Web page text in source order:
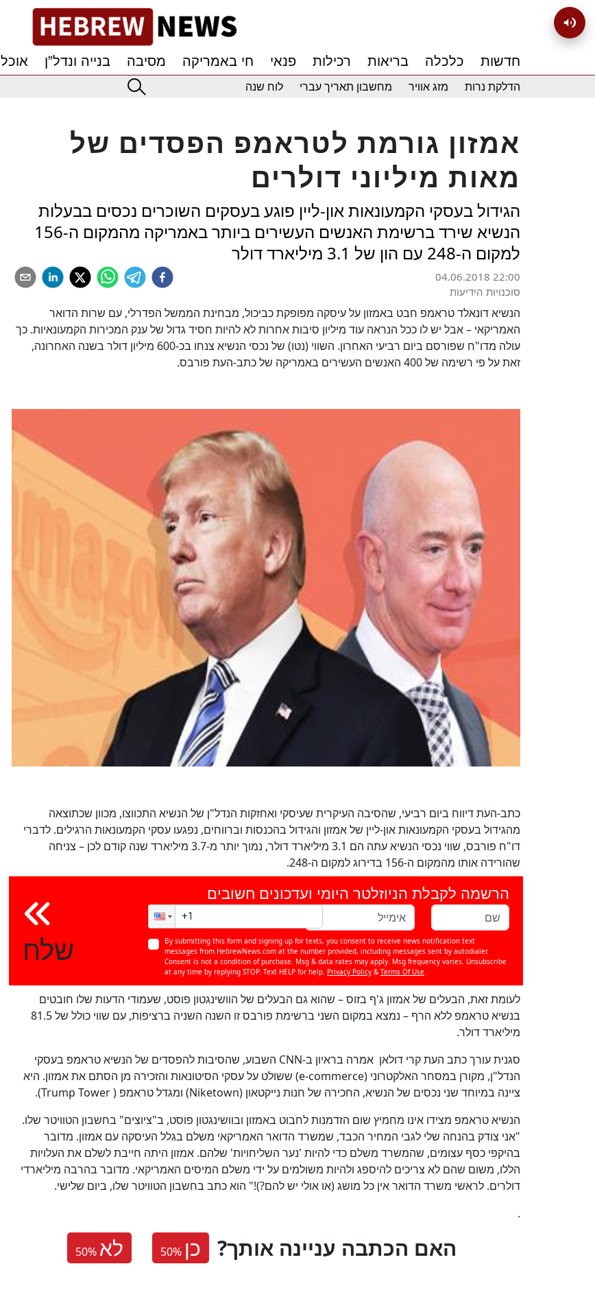
חדשות כלכלה בריאות רכילות פנאי חי באמריקה מסיבה בנייה ונדל”ן
אוכל
הדלקת נרות מזג אוויר מחשבון תאריך עברי לוח שנה
אמזון גורמת לטראמפ הפסדים של
מאות מיליוני דולרים
הגידול בעסקי הקמעונאות און-ליין פוגע בעסקים השוכרים נכסים בבעלות
הנשיא שירד ברשימת האנשים העשירים ביותר באמריקה מהמקום ה-156
למקום ה-248 עם הון של 3.1 מיליארד דולר
04.06.2018 22:00
סוכנויות הידיעות
הנשיאדונאלד טראמפ חבט באמזון על עיסקה מפופקת כביכול, מבחינת הממשל הפדרלי, עם שרות הדואר
האמריקאי – אבל יש לו ככל הנראה עוד מיליון סיבות אחרות לא להיות חסיד גדול של ענק המכירות הקמעונאיות. כך
עולה מדו"ח שפורסם ביום רביעי האחרון. השווי (נטו) של נכסי הנשיא צנחו בכ-600 מיליון דולר בשנה האחרונה,
זאת על פי רשימה של 400 האנשים העשירים באמריקה של כתב-העת
פורבס.
כתב-העת דיווח ביום רביעי, שהסיבה העיקרית שעיסקי ואחזקות הנדל"ן של הנשיא התכווצו, מכוון שכתוצאה
מהגידול בעסקי הקמעונאות און-ליין של אמזון והגידול בהכנסות וברווחים, נפגעו עסקי הקמעונאות הרגילים. לדברי
דו"ח פורבס, שווי נכסי הנשיא עתה הם 3.1 מיליארד דולר, נמוך יותר מ-3.7 מיליארד שנה קודם לכן – צניחה
שהורידה אותו מהמקום ה-156 בדירוג למקום ה-248.
שלח
הרשמה לקבלת הניוזלטר היומי ועדכונים חשובים
By submitting this form and signing up for texts, you consent to receive news notification text
messages from HebrewNews.com at the number provided, including messages sent by autodialer.
Consent is not a condition of purchase. Msg & data rates may apply. Msg frequency varies. Unsubscribe
at any time by replying STOP. Text HELP for help. Privacy Policy & Terms Of Use
לעומת זאת, הבעלים של אמזון ג'ף בזוס – שהוא גם הבעלים של הוושינגטון פוסט, שעמודי הדעות שלו חובטים
בנשיא טראמפ ללא הרף – נמצא במקום השני ברשימת פורבס זו השנה השניה ברציפות, עם שווי כולל של 81.5
מיליארד דולר.
סגנית עורך כתב העת קרי דולאן אמרה בראיון ב-CNN השבוע, שהסיבות להפסדים של הנשיא טראמפ בעסקי
הנדל"ן, מקורן במסחר האלקטרוני (e-commerce) ששולט על עסקי הסיטונאות והזכירה מן הסתם את אמזון. היא
ציינה במיוחד שני נכסים של הנשיא, החכירה של חנות נייקטאון (Niketown) ומגדל טראמפ (Trump Tower
).
הנשיא טראמפ מצידו אינו מחמיץ שום הזדמנות לחבוט באמזון ובוושינגטון פוסט, ב"ציוצים" בחשבון הטוויטר שלו.
"אני צודק בהנחה שלי לגבי המחיר הכבד, שמשרד הדואר האמריקאי משלם בגלל העיסקה עם אמזון. מדובר
בהיקפי כסף עצומים, שהמשרד משלם כדי להיות 'נער השליחויות' שלהם. אמזון היתה חייבת לשלם את העלויות
הללו, משום שהם לא צריכים להיספג ולהיות משולמים על ידי משלם המיסים האמריקאי. מדובר בהרבה מיליארדי
דולרים. לראשי משרד הדואר אין כל מושג (או אולי יש להם?)!" הוא כתב בחשבון הטוויטר שלו, ביום שלישי.
.
50% לא 50% כן ?האם הכתבה עניינה אותך